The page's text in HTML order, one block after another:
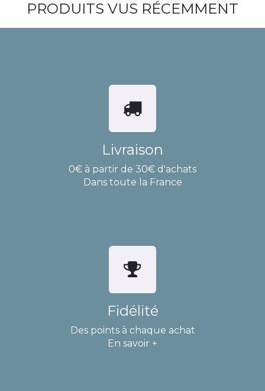
PRODUITS VUS RÉCEMMENT
Livraison
0€ à partir de 30€ d'achats
Dans toute la France
Fidélité
Des points à chaque achat
En savoir +